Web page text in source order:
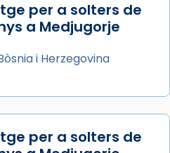
el cardenal Joan
la missa i l’ha
de Barcelona,
per a solters de
a Medjugorje
i Herzegovina
per a solters de